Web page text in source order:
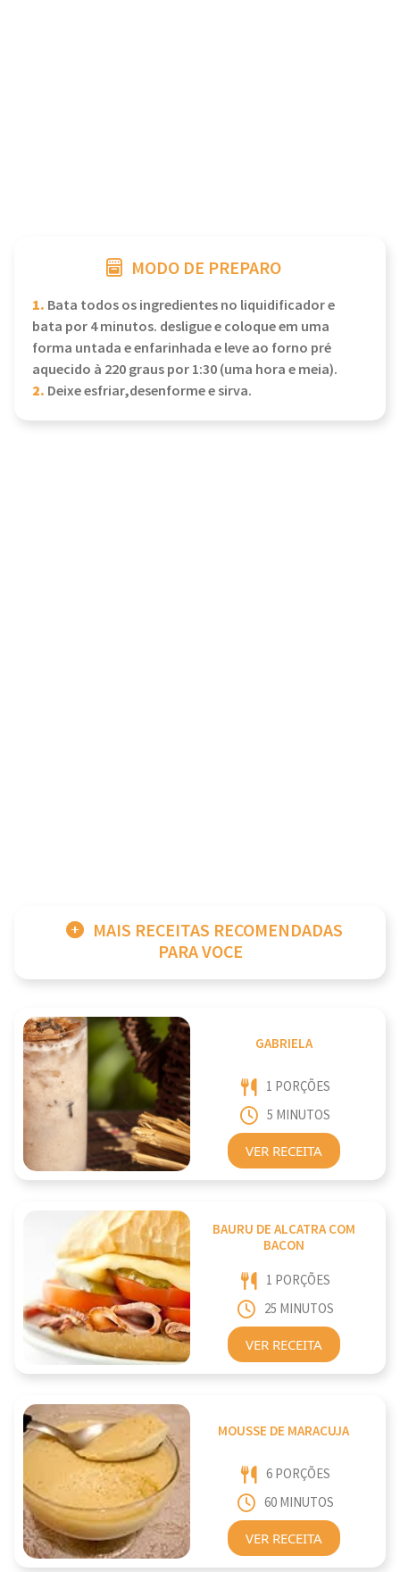
MODO DE PREPARO
1. Bata todos os ingredientes no liquidificador e
bata por 4 minutos. desligue e coloque em uma
forma untada e enfarinhada e leve ao forno pré
aquecido à 220 graus por 1:30 (uma hora e meia).
2. Deixe esfriar,desenforme e sirva.
MAIS RECEITAS RECOMENDADAS
PARA VOCE
GABRIELA
1 PORÇÕES
5 MINUTOS
VER RECEITA
BAURU DE ALCATRA COM
BACON
1 PORÇÕES
25 MINUTOS
VER RECEITA
MOUSSE DE MARACUJA
6 PORÇÕES
60 MINUTOS
VER RECEITA